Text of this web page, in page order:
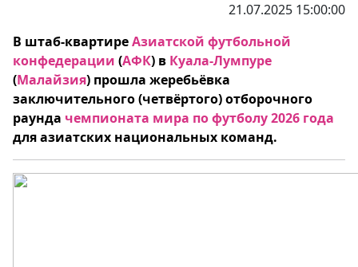
21.07.2025 15:00:00
В штаб-квартиреАзиатской футбольной
конфедерации (АФК) в Куала-Лумпуре
(Малайзия) прошла жеребьёвка
заключительного (четвёртого) отборочного
раунда чемпионата мира по футболу 2026 года
для азиатских национальных команд.